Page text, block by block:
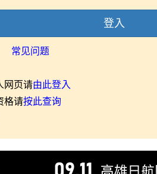
登入
常见问题
网页请由此登入
格请按此查询